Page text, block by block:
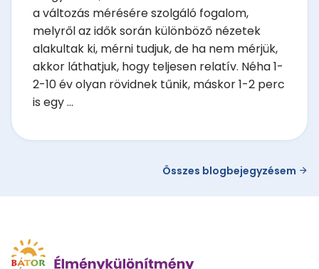
a változás mérésére szolgáló fogalom,
melyről az idők során különböző nézetek
alakultak ki, mérni tudjuk, de ha nem mérjük,
akkor láthatjuk, hogy teljesen relatív. Néha 1-
2-10 év olyan rövidnek tűnik, máskor 1-2 perc
is egy ...
Összes blogbejegyzésem